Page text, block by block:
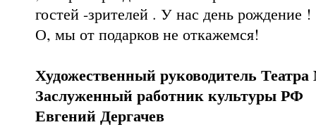
гостей -зрителей . У нас день рождение !
О, мы от подарков не откажемся!
Художественный руководитель
Заслуженный работник культуры РФ
Евгений Дергачев